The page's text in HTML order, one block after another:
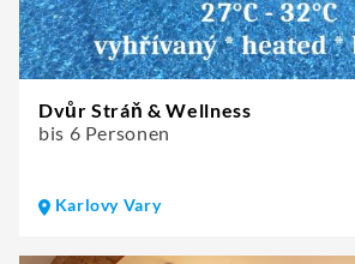
Dvůr Stráň & Wellness
bis 6 Personen
Karlovy Vary